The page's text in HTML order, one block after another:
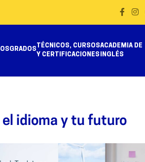
TÉCNICOS, CURSOS
Y CERTIFICACIONES
ACADEMIA DE
INGLÉS
el idioma y tu futuro